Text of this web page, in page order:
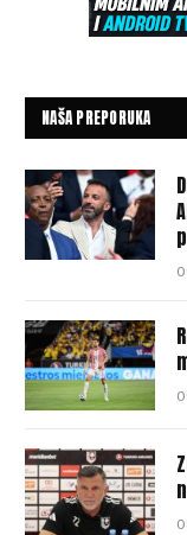
NAŠA PREPORUKA